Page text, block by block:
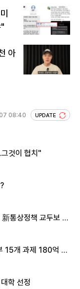
아
08:40 UPDATE
것이 협치"
통상정책 교두보 활
15개 과제 180억 지
학 선정